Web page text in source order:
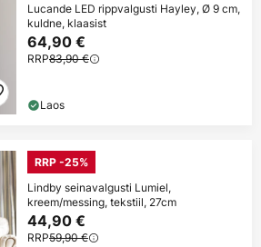
Lucande LED rippvalgusti Hayley, Ø 9 cm,
kuldne, klaasist
64,90 €
RRP83,90 €
Laos
RRP -25%
Lindby seinavalgusti Lumiel,
kreem/messing, tekstiil, 27cm
44,90 €
RRP59,90 €